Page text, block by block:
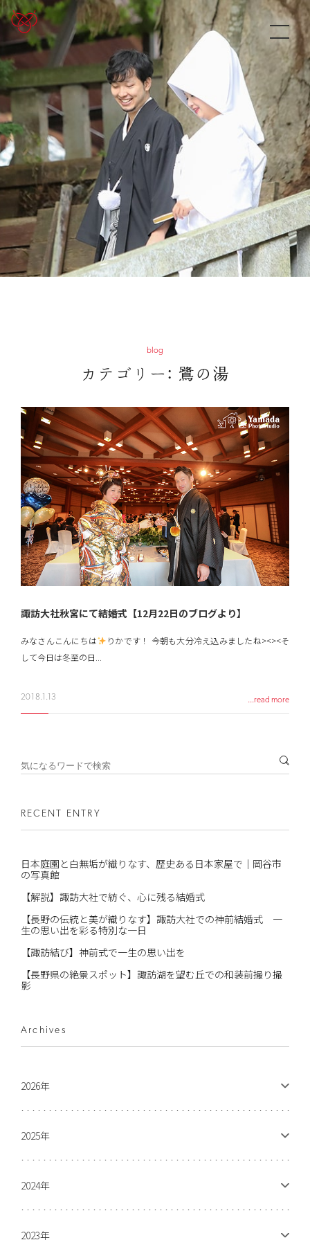
blog
カテゴリー: 鷺の湯
諏訪大社秋宮にて結婚式【12月22日のブログより】
みなさんこんにちは
りかです！ 今朝も大分冷え込みましたね><><そ
して今日は冬至の日...
2018.1.13 ...read more
RECENT ENTRY
日本庭園と白無垢が織りなす、歴史ある日本家屋で｜岡谷市
の写真館
【解説】諏訪大社で紡ぐ、心に残る結婚式
【長野の伝統と美が織りなす】諏訪大社での神前結婚式 一
生の思い出を彩る特別な一日
【諏訪結び】神前式で一生の思い出を
【長野県の絶景スポット】諏訪湖を望む丘での和装前撮り撮
影
Archives
2026年
2025年
2024年
2023年